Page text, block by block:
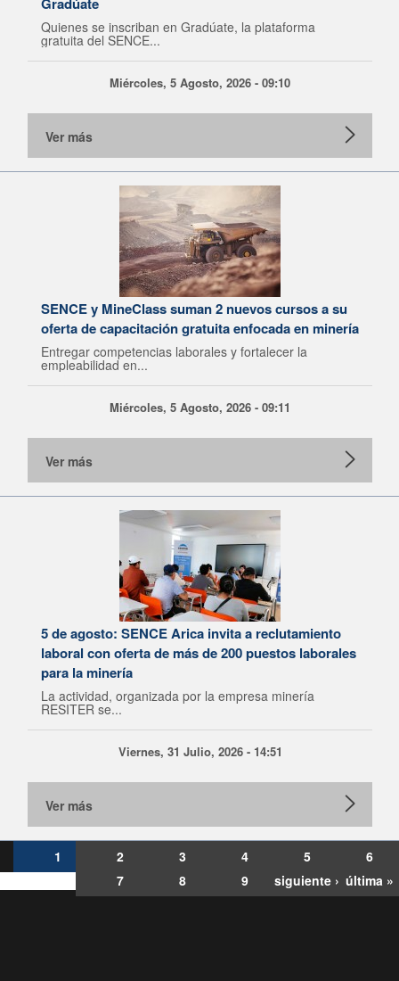
Quienes se inscriban en Gradúate, la plataforma
gratuita del SENCE...
Miércoles, 5 Agosto, 2026 - 09:10
Ver más
SENCE y MineClass suman 2 nuevos cursos a su
oferta de capacitación gratuita enfocada en minería
Entregar competencias laborales y fortalecer la
empleabilidad en...
Miércoles, 5 Agosto, 2026 - 09:11
Ver más
5 de agosto: SENCE Arica invita a reclutamiento
laboral con oferta de más de 200 puestos laborales
para la minería
La actividad, organizada por la empresa minería
RESITER se...
Viernes, 31 Julio, 2026 - 14:51
Ver más
1 2 3 4 5
6
7
8 9 siguiente › última »